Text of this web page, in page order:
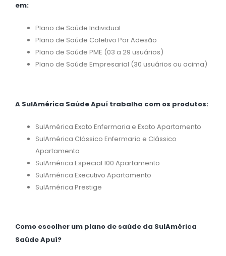
em:
Plano de Saúde Individual
Plano de Saúde Coletivo Por Adesão
Plano de Saúde PME (03 a 29 usuários)
Plano de Saúde Empresarial (30 usuários ou acima)
A SulAmérica Saúde Apuí trabalha com os produtos:
SulAmérica Exato Enfermaria e Exato Apartamento
SulAmérica Clássico Enfermaria e Clássico
Apartamento
SulAmérica Especial 100 Apartamento
SulAmérica Executivo Apartamento
SulAmérica Prestige
Como escolher um plano de saúde da SulAmérica
Saúde Apuí?